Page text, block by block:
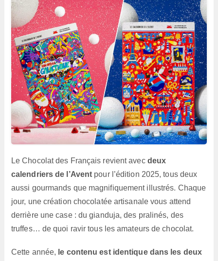
Le Chocolat des Français revient avec deux
calendriers de l’Avent pour l’édition 2025, tous deux
aussi gourmands que magnifiquement illustrés. Chaque
jour, une création chocolatée artisanale vous attend
derrière une case : du gianduja, des pralinés, des
truffes… de quoi ravir tous les amateurs de chocolat.
Cette année, le contenu est identique dans les deux